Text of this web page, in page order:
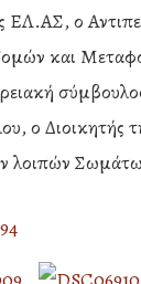
ο
και
ο Διοικητής
λοιπών